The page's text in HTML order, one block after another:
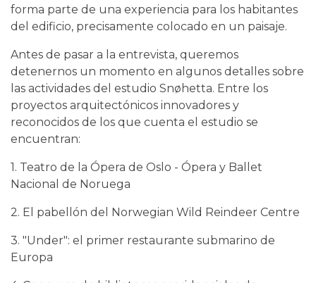
forma parte de una experiencia para los habitantes
del edificio, precisamente colocado en un paisaje.
Antes de pasar a la entrevista, queremos
detenernos un momento en algunos detalles sobre
las actividades del estudio Snøhetta. Entre los
proyectos arquitectónicos innovadores y
reconocidos de los que cuenta el estudio se
encuentran:
1. Teatro de la Ópera de Oslo - Ópera y Ballet
Nacional de Noruega
2. El pabellón del Norwegian Wild Reindeer Centre
3. "Under": el primer restaurante submarino de
Europa